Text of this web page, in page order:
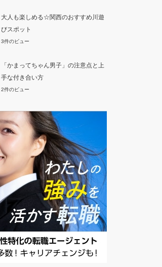
大人も楽しめる☆関西のおすすめ川遊
びスポット
3件のビュー
「かまってちゃん男子」の注意点と上
手な付き合い方
2件のビュー